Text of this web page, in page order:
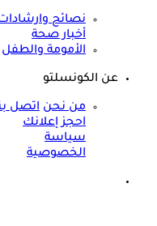
نصائح
أخبار صحة
الأمومة والطفل
عن الكونسلتو
من نحن اتصل
احجز إعلانك
سياسة
الخصوصية